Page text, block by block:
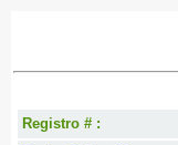
Registro # :